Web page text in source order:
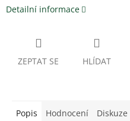
Detailní informace
ZEPTAT SE HLÍDAT
Popis Hodnocení Diskuze